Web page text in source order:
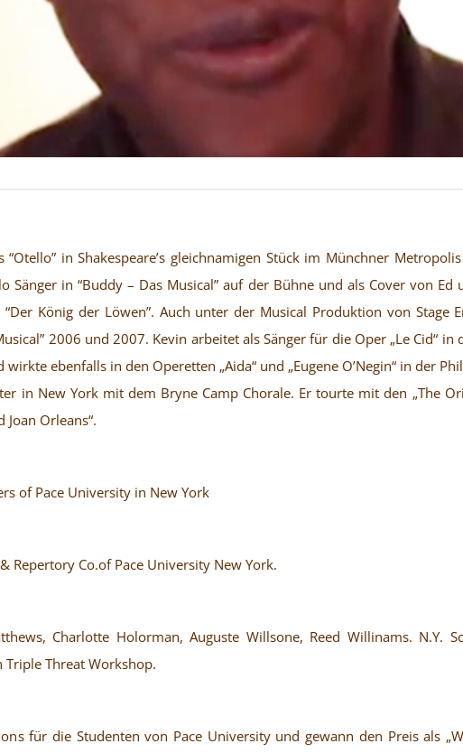
in Shakespeare’s gleichnamigen Stück im Münchner
Sänger in “Buddy – Das Musical” auf der Bühne und als Cover von Ed
König der Löwen”. Auch unter der Musical Produktion von Stage
2006 und 2007. Kevin arbeitet als Sänger für die Oper „Le Cid“
ebenfalls in den Operetten „Aida“ und „Eugene O’Negin“ in der
in New York mit dem Bryne Camp Chorale. Er tourte mit den „The
Joan Orleans“.
of Pace University in New York
Repertory Co.of Pace University New York.
Charlotte Holorman, Auguste Willsone, Reed Willinams. N.Y.
Triple Threat Workshop.
für die Studenten von Pace University und gewann den Preis als